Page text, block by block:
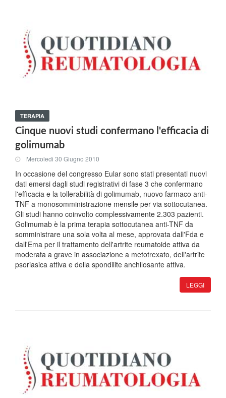
TERAPIA
Cinque nuovi studi confermano l'efficacia di
golimumab
Mercoledi 30 Giugno 2010
In occasione del congresso Eular sono stati presentati nuovi
dati emersi dagli studi registrativi di fase 3 che confermano
l'efficacia e la tollerabilità di golimumab, nuovo farmaco anti-
TNF a monosomministrazione mensile per via sottocutanea.
Gli studi hanno coinvolto complessivamente 2.303 pazienti.
Golimumab è la prima terapia sottocutanea anti-TNF da
somministrare una sola volta al mese, approvata dall'Fda e
dall'Ema per il trattamento dell'artrite reumatoide attiva da
moderata a grave in associazione a metotrexato, dell'artrite
psoriasica attiva e della spondilite anchilosante attiva.
LEGGI